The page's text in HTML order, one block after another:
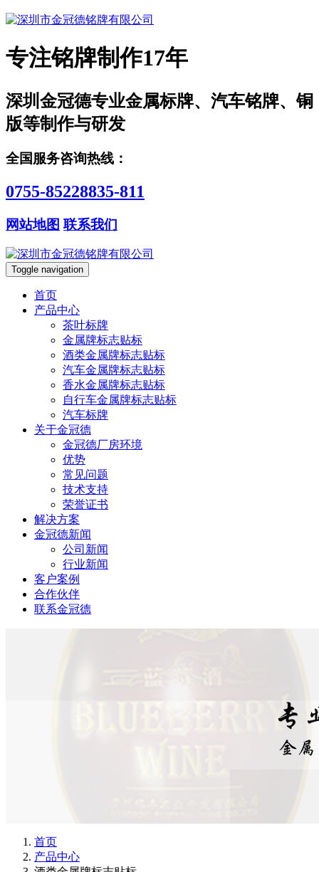
专注铭牌制作17年
深圳金冠德专业金属标牌、汽车铭牌、铜
版等制作与研发
全国服务咨询热线：
0755-85228835-811
网站地图 联系我们
Toggle navigation
首页
产品中心
茶叶标牌
金属牌标志贴标
酒类金属牌标志贴标
汽车金属牌标志贴标
香水金属牌标志贴标
自行车金属牌标志贴标
汽车标牌
关于金冠德
金冠德厂房环境
优势
常见问题
技术支持
荣誉证书
解决方案
金冠德新闻
公司新闻
行业新闻
客户案例
合作伙伴
联系金冠德
首页
产品中心